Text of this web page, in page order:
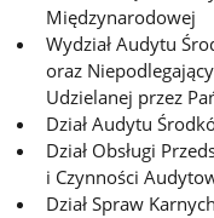
Międzynarodowej
Wydział Audytu
oraz
Udzielanej przez
Dział Audytu
Dział Obsługi
i Czynności
Dział Spraw